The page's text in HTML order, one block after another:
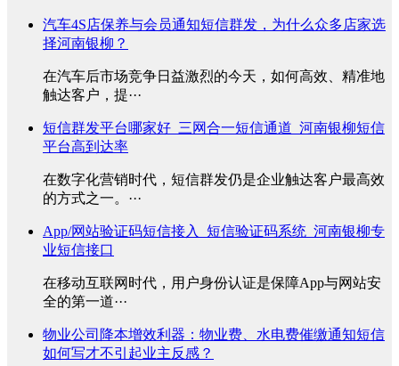
汽车4S店保养与会员通知短信群发，为什么众多店家选
择河南银柳？
在汽车后市场竞争日益激烈的今天，如何高效、精准地
触达客户，提···
短信群发平台哪家好_三网合一短信通道_河南银柳短信
平台高到达率
在数字化营销时代，短信群发仍是企业触达客户最高效
的方式之一。···
App/网站验证码短信接入_短信验证码系统_河南银柳专
业短信接口
在移动互联网时代，用户身份认证是保障App与网站安
全的第一道···
物业公司降本增效利器：物业费、水电费催缴通知短信
如何写才不引起业主反感？